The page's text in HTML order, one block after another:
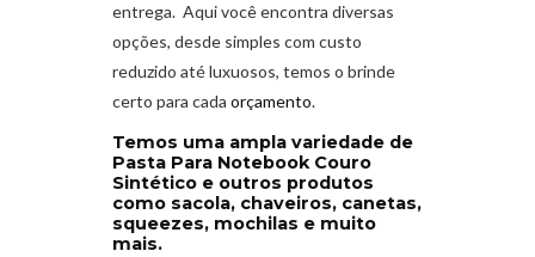
entrega. Aqui você encontra diversas
opções, desde simples com custo
reduzido até luxuosos, temos o brinde
certo para cada orçamento.
Temos uma ampla variedade de
Pasta Para Notebook Couro
Sintético e outros produtos
como sacola, chaveiros, canetas,
squeezes, mochilas e muito
mais.